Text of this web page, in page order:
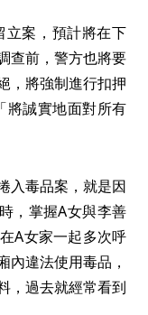
立案，預計將在下
查前，警方也將要
，將強制進行扣押
將誠實地面對所有
入毒品案，就是因
，掌握A女與李善
A女家一起多次呼
內違法使用毒品，
，過去就經常看到